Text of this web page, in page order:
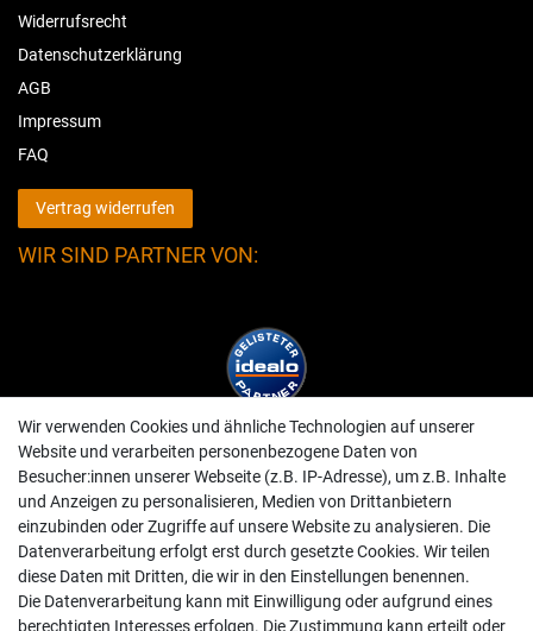
Widerrufsrecht
Datenschutzerklärung
AGB
Impressum
FAQ
Vertrag widerrufen
WIR SIND PARTNER VON:
Wir verwenden Cookies und ähnliche Technologien auf unserer
Website und verarbeiten personenbezogene Daten von
Besucher:innen unserer Webseite (z.B. IP-Adresse), um z.B. Inhalte
und Anzeigen zu personalisieren, Medien von Drittanbietern
einzubinden oder Zugriffe auf unsere Website zu analysieren. Die
Datenverarbeitung erfolgt erst durch gesetzte Cookies. Wir teilen
diese Daten mit Dritten, die wir in den Einstellungen benennen.
Die Datenverarbeitung kann mit Einwilligung oder aufgrund eines
berechtigten Interesses erfolgen. Die Zustimmung kann erteilt oder